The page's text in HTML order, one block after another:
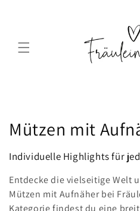
K
a
t
e
Mützen mit
Individuelle Highlights für
Entdecke die vielseitige Welt
Mützen mit Aufnäher bei
Kategorie findest du eine